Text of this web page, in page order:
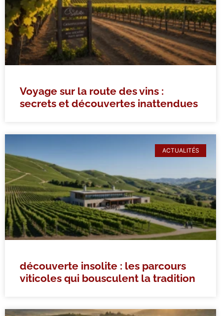
Voyage sur la route des vins :
secrets et découvertes inattendues
ACTUALITÉS
découverte insolite : les parcours
viticoles qui bousculent la tradition